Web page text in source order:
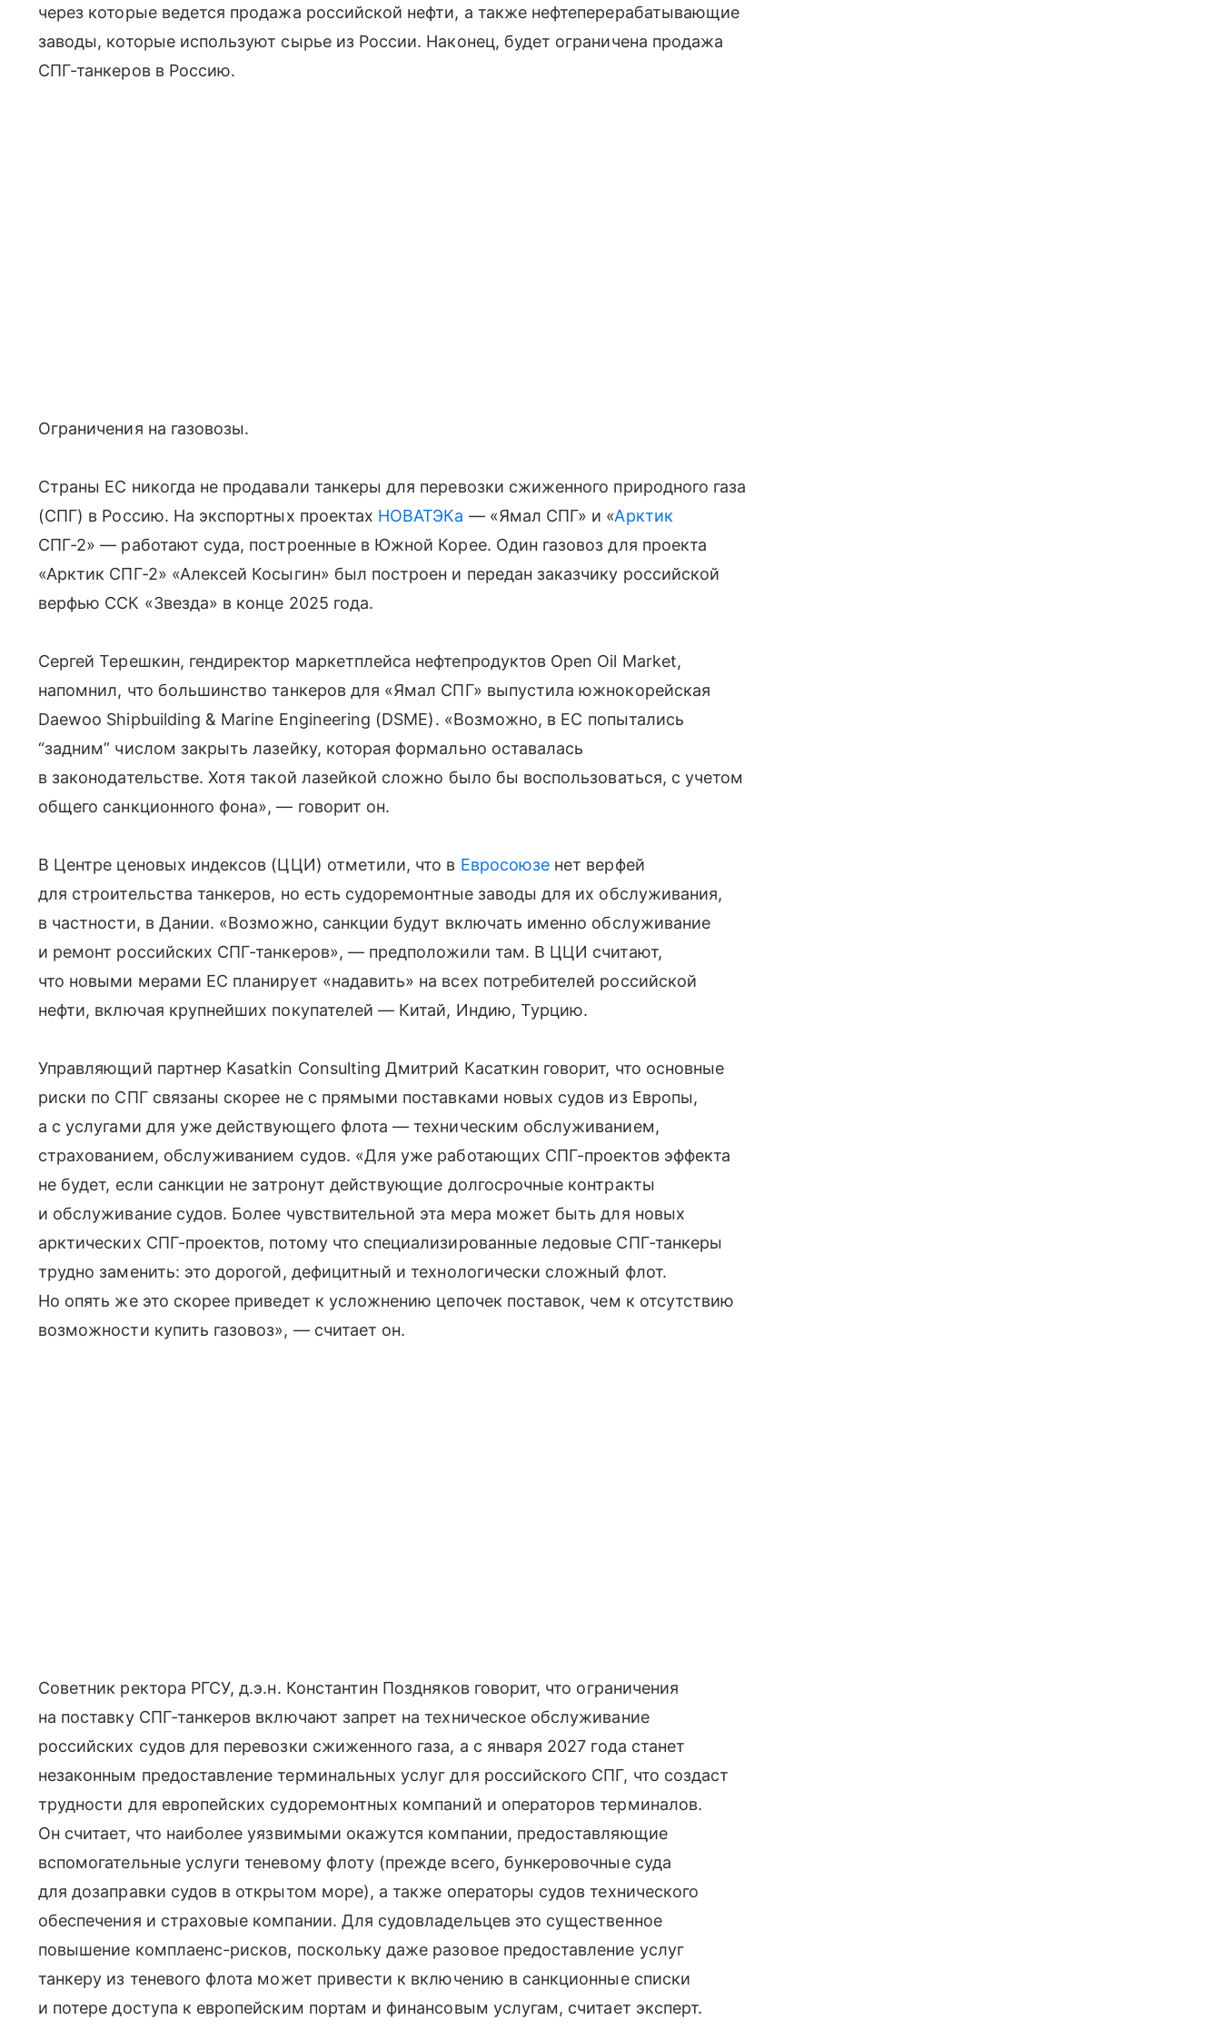
через которые ведется продажа российской нефти, а также нефтеперерабатывающие
заводы, которые используют сырье из России. Наконец, будет ограничена продажа
СПГ-танкеров в Россию.
Ограничения на газовозы.
Страны ЕС никогда не продавали танкеры для перевозки сжиженного природного газа
(СПГ) в Россию. На экспортных проектах НОВАТЭКа — «Ямал СПГ» и «Арктик
СПГ-2» — работают суда, построенные в Южной Корее. Один газовоз для проекта
«Арктик СПГ-2» «Алексей Косыгин» был построен и передан заказчику российской
верфью ССК «Звезда» в конце 2025 года.
Сергей Терешкин, гендиректор маркетплейса нефтепродуктов Open Oil Market,
напомнил, что большинство танкеров для «Ямал СПГ» выпустила южнокорейская
Daewoo Shipbuilding & Marine Engineering (DSME). «Возможно, в ЕС попытались
“задним” числом закрыть лазейку, которая формально оставалась
в законодательстве. Хотя такой лазейкой сложно было бы воспользоваться, с учетом
общего санкционного фона», — говорит он.
В Центре ценовых индексов (ЦЦИ) отметили, что в Евросоюзе нет верфей
для строительства танкеров, но есть судоремонтные заводы для их обслуживания,
в частности, в Дании. «Возможно, санкции будут включать именно обслуживание
и ремонт российских СПГ-танкеров», — предположили там. В ЦЦИ считают,
что новыми мерами ЕС планирует «надавить» на всех потребителей российской
нефти, включая крупнейших покупателей — Китай, Индию, Турцию.
Управляющий партнер Kasatkin Consulting Дмитрий Касаткин говорит, что основные
риски по СПГ связаны скорее не с прямыми поставками новых судов из Европы,
а с услугами для уже действующего флота — техническим обслуживанием,
страхованием, обслуживанием судов. «Для уже работающих СПГ-проектов эффекта
не будет, если санкции не затронут действующие долгосрочные контракты
и обслуживание судов. Более чувствительной эта мера может быть для новых
арктических СПГ-проектов, потому что специализированные ледовые СПГ-танкеры
трудно заменить: это дорогой, дефицитный и технологически сложный флот.
Но опять же это скорее приведет к усложнению цепочек поставок, чем к отсутствию
возможности купить газовоз», — считает он.
Советник ректора РГСУ, д.э.н. Константин Поздняков говорит, что ограничения
на поставку СПГ-танкеров включают запрет на техническое обслуживание
российских судов для перевозки сжиженного газа, а с января 2027 года станет
незаконным предоставление терминальных услуг для российского СПГ, что создаст
трудности для европейских судоремонтных компаний и операторов терминалов.
Он считает, что наиболее уязвимыми окажутся компании, предоставляющие
вспомогательные услуги теневому флоту (прежде всего, бункеровочные суда
для дозаправки судов в открытом море), а также операторы судов технического
обеспечения и страховые компании. Для судовладельцев это существенное
повышение комплаенс-рисков, поскольку даже разовое предоставление услуг
танкеру из теневого флота может привести к включению в санкционные списки
и потере доступа к европейским портам и финансовым услугам, считает эксперт.